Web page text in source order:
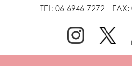
TEL: 06-6946-7272 FAX: